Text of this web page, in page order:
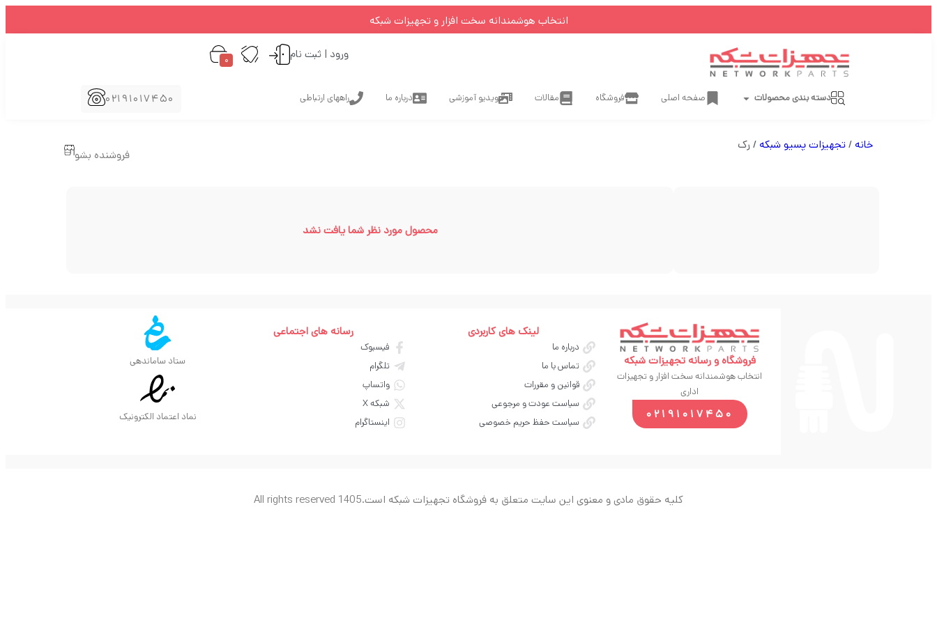
انتخاب هوشمندانه سخت افزار و تجهیزات شبکه
ورود | ثبت نام 0
دسته بندی محصولات صفحه اصلی فروشگاه مقالات ویدیو آموزشی درباره ما راههای ارتباطی 02191017450
خانه /تجهیزات پسیو شبکه / رک
فروشنده بشو
محصول مورد نظر شما یافت نشد
فروشگاه و رسانه تجهیزات شبکه
انتخاب هوشمندانه سخت افزار و تجهیزات
اداری
02191017450
لینک های کاربردی
درباره ما
تماس با ما
قوانین و مقررات
سیاست عودت و مرجوعی
سیاست حفظ حریم خصوصی
رسانه های اجتماعی
فیسبوک
تلگرام
واتساپ
شبکه X
اینستاگرام
ستاد ساماندهی
نماد اعتماد الکترونیک
کلیه حقوق مادی و معنوی این سایت متعلق به فروشگاه تجهیزات شبکه است.All rights reserved 1405